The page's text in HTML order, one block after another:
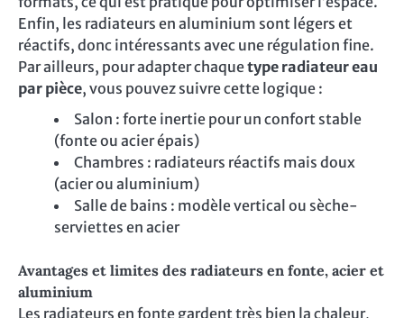
Enfin, les radiateurs en aluminium sont légers et
réactifs, donc intéressants avec une régulation fine.
Par ailleurs, pour adapter chaquetype radiateur eau
par pièce, vous pouvez suivre cette logique :
Salon : forte inertie pour un confort stable
(fonte ou acier épais)
Chambres : radiateurs réactifs mais doux
(acier ou aluminium)
Salle de bains : modèle vertical ou sèche-
serviettes en acier
Avantages et limites des radiateurs en fonte, acier et
aluminium
Les radiateurs en fonte gardent très bien la chaleur,